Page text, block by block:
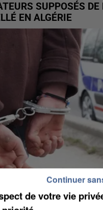
SUPPOSÉS
EN ALGÉRIE
DE LA DZ MAFIA
de votre vie
Continuer